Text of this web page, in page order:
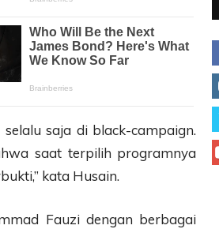
saja di black-campaign.
saat terpilih programnya
kata Husain.
Fauzi dengan berbagai